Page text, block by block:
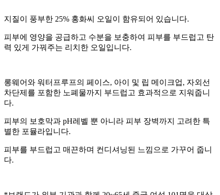
지질이 풍부한 25% 홍화씨 오일이 함유되어 있습니다.
피부에 영양을 공급하고 수분을 보충하여 피부를 부드럽고 탄
력 있게 가꿔주는 리치한 오일입니다.
롱웨어와 워터프루프의 페이스, 아이 및 립 메이크업, 자외선
차단제를 포함한 노폐물까지 부드럽고 효과적으로 지워줍니
다.
피부의 보호막과 pH레벨 뿐 아니라 피부 장벽까지 고려한 특
별한 포뮬라입니다.
피부를 부드럽고 매끈하며 컨디셔닝된 느낌으로 가꾸어 줍니
다.